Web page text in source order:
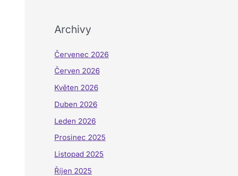
Archivy
Červenec 2026
Červen 2026
Květen 2026
Duben 2026
Leden 2026
Prosinec 2025
Listopad 2025
Říjen 2025